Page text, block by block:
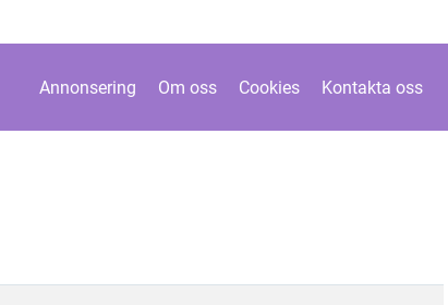
Annonsering Om oss Cookies Kontakta oss